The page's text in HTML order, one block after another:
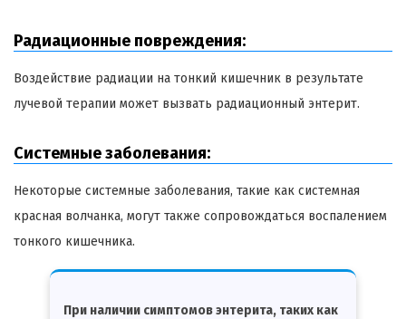
Радиационные повреждения:
Воздействие радиации на тонкий кишечник в результате
лучевой терапии может вызвать радиационный энтерит.
Системные заболевания:
Некоторые системные заболевания, такие как системная
красная волчанка, могут также сопровождаться воспалением
тонкого кишечника.
При наличии симптомов энтерита, таких как